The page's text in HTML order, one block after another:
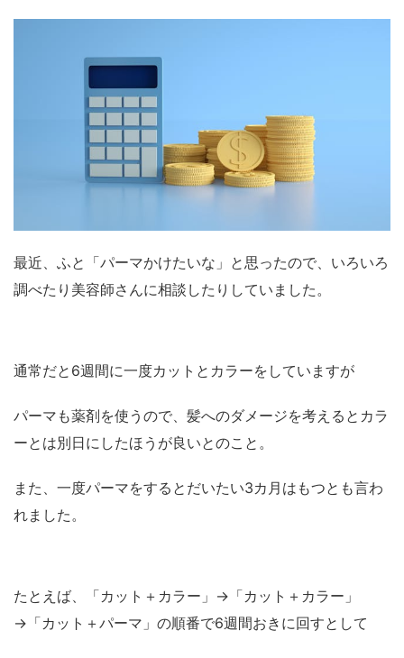
最近、ふと「パーマかけたいな」と思ったので、いろいろ
調べたり美容師さんに相談したりしていました。
通常だと6週間に一度カットとカラーをしていますが
パーマも薬剤を使うので、髪へのダメージを考えるとカラ
ーとは別日にしたほうが良いとのこと。
また、一度パーマをするとだいたい3カ月はもつとも言わ
れました。
たとえば、「カット＋カラー」→「カット＋カラー」
→「カット＋パーマ」の順番で6週間おきに回すとして